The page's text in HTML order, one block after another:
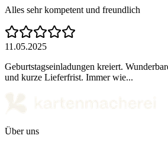
Alles sehr kompetent und freundlich
11.05.2025
Geburtstagseinladungen kreiert.
und kurze Lieferfrist. Immer wie...
Über uns